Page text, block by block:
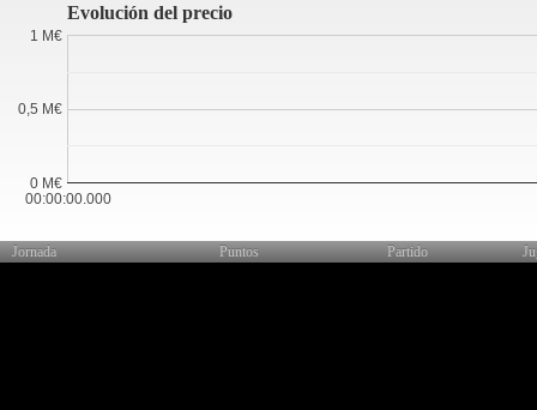
Evolución del precio
00:00:00.000
0 M€
0,5 M€
1 M€
Jornada Puntos Partido